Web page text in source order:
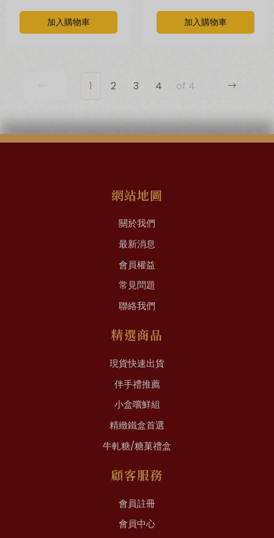
加入購物車 加入購物車
1 2 3 4 of 4
網站地圖
關於我們
最新消息
會員權益
常見問題
聯絡我們
精選商品
現貨快速出貨
伴手禮推薦
小盒嚐鮮組
精緻鐵盒首選
牛軋糖/糖菓禮盒
顧客服務
會員註冊
會員中心